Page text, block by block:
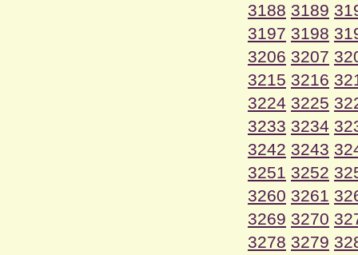
3188 3189
3197 3198
3206 3207
3215 3216
3224 3225
3233 3234
3242 3243
3251 3252
3260 3261
3269 3270
3278 3279